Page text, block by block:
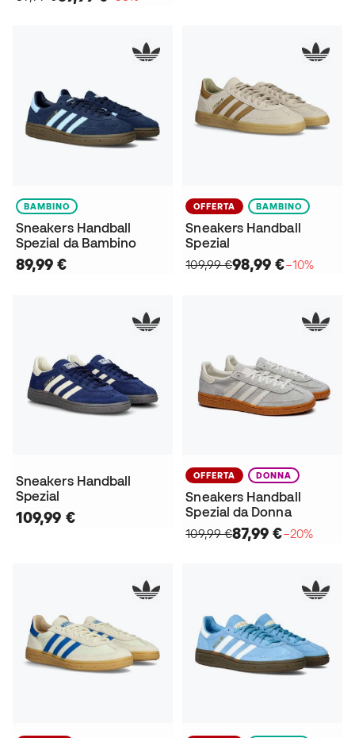
BAMBINO
Sneakers Handball
Spezial da Bambino
89,99 €
OFFERTA BAMBINO
Sneakers Handball
Spezial
109,99 €98,99 €−10%
Sneakers Handball
Spezial
109,99 €
OFFERTA DONNA
Sneakers Handball
Spezial da Donna
109,99 €87,99 €−20%